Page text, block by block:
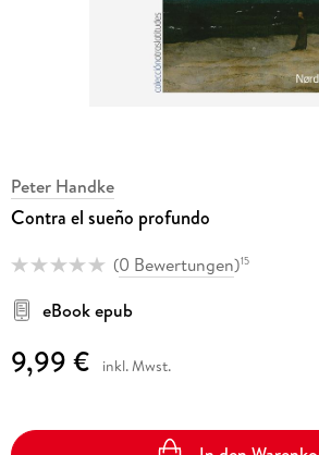
Peter Handke
Contra el sueño profundo
(0 Bewertungen)15
eBook epub
9,99 € inkl. Mwst.